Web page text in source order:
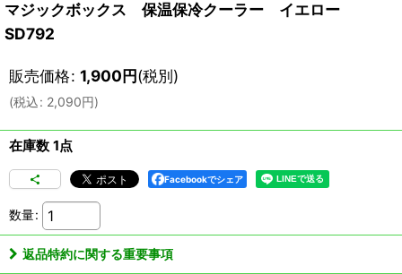
マジックボックス 保温保冷クーラー イエロー
SD792
販売価格: 1,900円(税別)
(税込: 2,090円)
在庫数 1点
Facebookでシェア
数量:
返品特約に関する重要事項